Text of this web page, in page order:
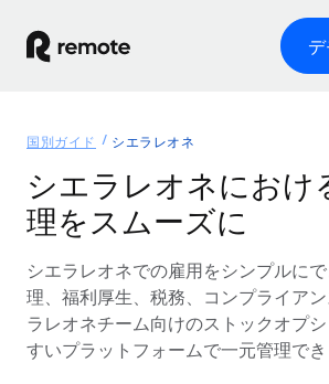
グローバル雇用
グローバル給与処理
コンプライアンス対応の給与処理を手軽に
Employer of Record（EOR）
グローバル展開をコストをかけずに実現
ソリューション
各国の制度に対応
国別ガイド
/国別のグローバル雇用支援を検索する
リソース
ツールと計算ツール
価格
国別ガイド シエラレオネ
シエラレオネにおけ
理をスムーズに
シエラレオネでの雇用をシンプルに
理、福利厚生、税務、コンプライア
ラレオネチーム向けのストックオプ
すいプラットフォームで一元管理でき